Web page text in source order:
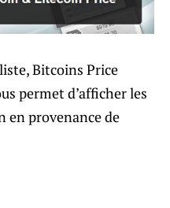
Bitcoins Price
permet d’afficher les
en provenance de